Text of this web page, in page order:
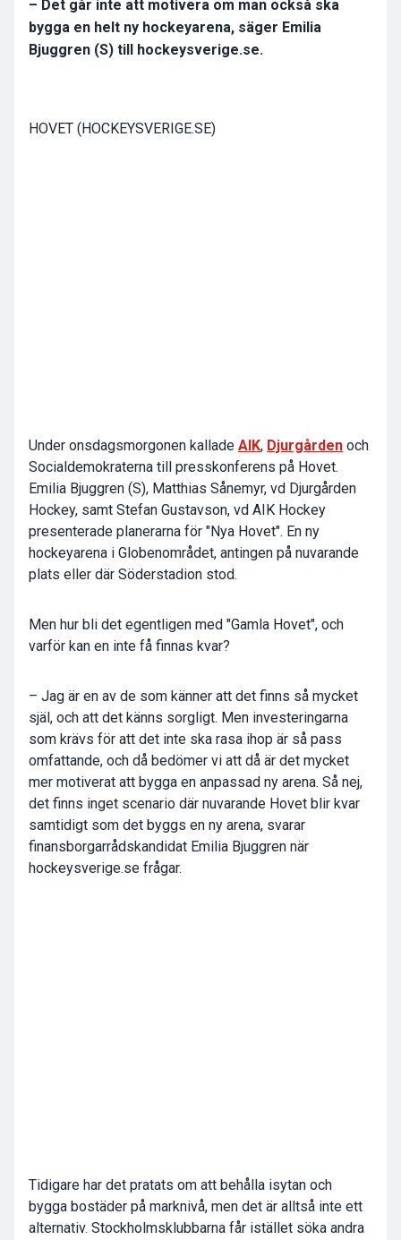
– Det går inte att motivera om man också ska
bygga en helt ny hockeyarena, säger Emilia
Bjuggren (S) till hockeysverige.se.
HOVET (HOCKEYSVERIGE.SE)
Under onsdagsmorgonen kallade AIK, Djurgården och
Socialdemokraterna till presskonferens på Hovet.
Emilia Bjuggren (S), Matthias Sånemyr, vd Djurgården
Hockey, samt Stefan Gustavson, vd AIK Hockey
presenterade planerarna för "Nya Hovet". En ny
hockeyarena i Globenområdet, antingen på nuvarande
plats eller där Söderstadion stod.
Men hur bli det egentligen med "Gamla Hovet", och
varför kan en inte få finnas kvar?
– Jag är en av de som känner att det finns så mycket
själ, och att det känns sorgligt. Men investeringarna
som krävs för att det inte ska rasa ihop är så pass
omfattande, och då bedömer vi att då är det mycket
mer motiverat att bygga en anpassad ny arena. Så nej,
det finns inget scenario där nuvarande Hovet blir kvar
samtidigt som det byggs en ny arena, svarar
finansborgarrådskandidat Emilia Bjuggren när
hockeysverige.se frågar.
Tidigare har det pratats om att behålla isytan och
bygga bostäder på marknivå, men det är alltså inte ett
alternativ. Stockholmsklubbarna får istället söka andra